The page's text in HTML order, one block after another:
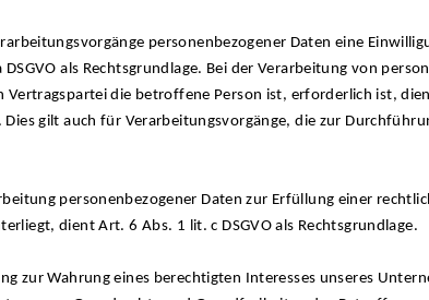
personenbezogener Daten eine
als Rechtsgrundlage. Bei der Verarbeitung von
Vertragspartei die betroffene Person ist, erforderlich ist,
Dies gilt auch für Verarbeitungsvorgänge, die zur
personenbezogener Daten zur Erfüllung einer
dient Art. 6 Abs. 1 lit. c DSGVO als Rechtsgrundlage.
zur Wahrung eines berechtigten Interesses unseres